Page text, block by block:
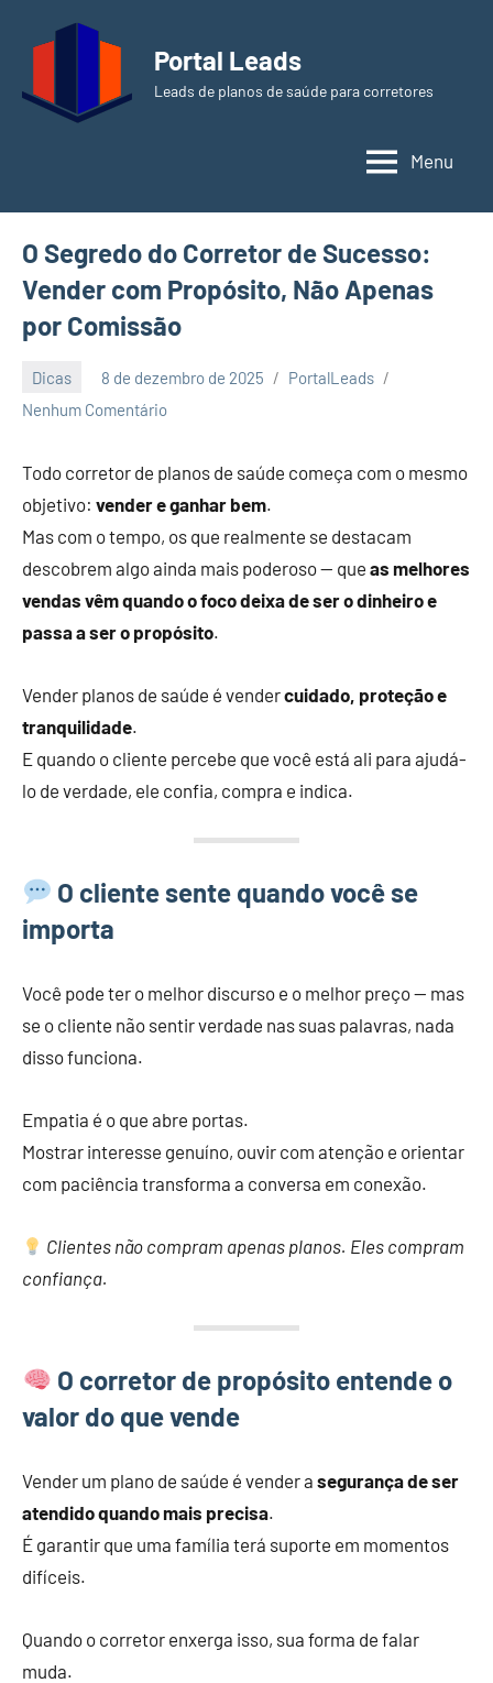
conteúdo
Portal Leads
Leads de planos de saúde para corretores
Menu
O Segredo do Corretor de Sucesso:
Vender com Propósito, Não Apenas
por Comissão
Dicas 8 de dezembro de 2025
PortalLeads
Nenhum Comentário
Todo corretor de planos de saúde começa com o mesmo
objetivo: vender e ganhar bem.
Mas com o tempo, os que realmente se destacam
descobrem algo ainda mais poderoso — que as melhores
vendas vêm quando o foco deixa de ser o dinheiro e
passa a ser o propósito.
Vender planos de saúde é vendercuidado, proteção e
tranquilidade.
E quando o cliente percebe que você está ali para ajudá-
lo de verdade, ele confia, compra e indica.
O cliente sente quando você se
importa
Você pode ter o melhor discurso e o melhor preço — mas
se o cliente não sentir verdade nas suas palavras, nada
disso funciona.
Empatia é o que abre portas.
Mostrar interesse genuíno, ouvir com atenção e orientar
com paciência transforma a conversa em conexão.
Clientes não compram apenas planos. Eles compram
confiança.
O corretor de propósito entende o
valor do que vende
Vender um plano de saúde é vender a segurança de ser
atendido quando mais precisa.
É garantir que uma família terá suporte em momentos
difíceis.
Quando o corretor enxerga isso, sua forma de falar
muda.